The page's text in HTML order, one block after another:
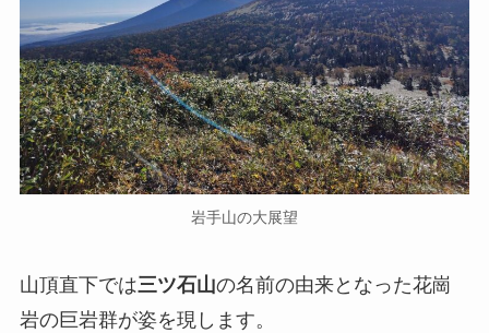
岩手山の大展望
山頂直下では三ツ石山の名前の由来となった花崗
岩の巨岩群が姿を現します。